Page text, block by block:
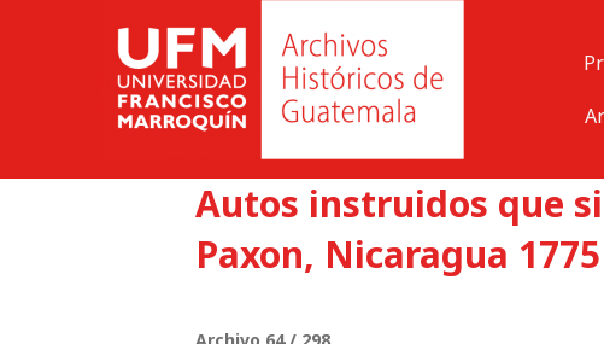
Autos instruidos que
Paxon, Nicaragua